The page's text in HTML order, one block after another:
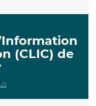
(CLIC) de